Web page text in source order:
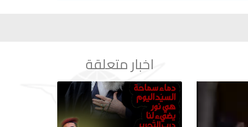
اخبار متعلقة